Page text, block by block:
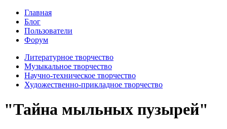
Главная
Блог
Пользователи
Форум
Литературное творчество
Музыкальное творчество
Научно-техническое творчество
Художественно-прикладное творчество
"Тайна мыльных пузырей"